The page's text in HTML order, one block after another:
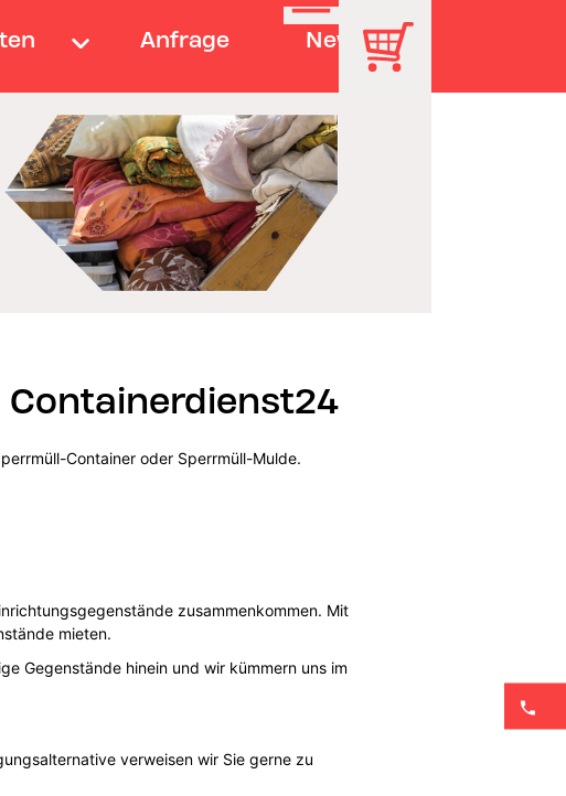
Anfrage News
Container oder Sperrmüll-Mulde.
zusammenkommen. Mit
mieten.
Gegenstände hinein und wir kümmern uns im
verweisen wir Sie gerne zu